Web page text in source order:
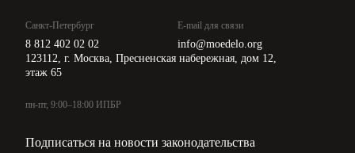
Санкт-Петербург
8 812 402 02 02
E-mail для связи
info@moedelo.org
123112, г. Москва, Пресненская набережная, дом 12,
этаж 65
пн-пт, 9:00–18:00 ИПБР
Подписаться на новости законодательства